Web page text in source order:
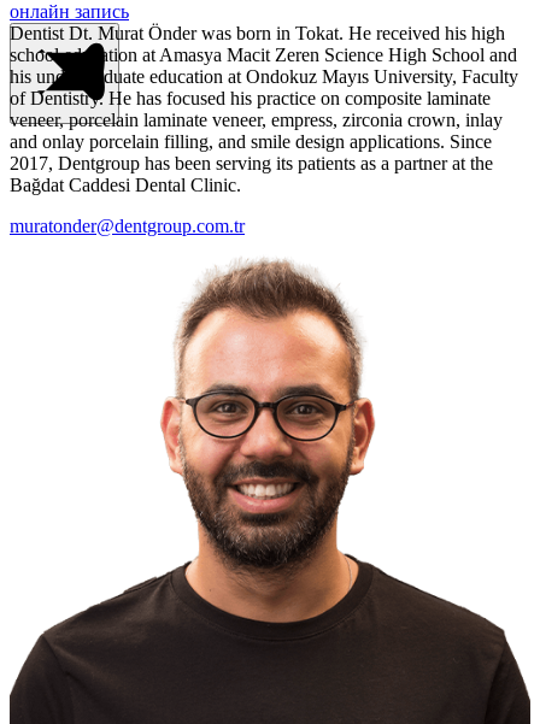
онлайн запись
Dentist Dt. Murat Önder was born in Tokat. He received his high
school education at Amasya Macit Zeren Science High School and
his undergraduate education at Ondokuz Mayıs University, Faculty
of Dentistry. He has focused his practice on composite laminate
veneer, porcelain laminate veneer, empress, zirconia crown, inlay
and onlay porcelain filling, and smile design applications. Since
2017, Dentgroup has been serving its patients as a partner at the
Bağdat Caddesi Dental Clinic.
muratonder@dentgroup.com.tr